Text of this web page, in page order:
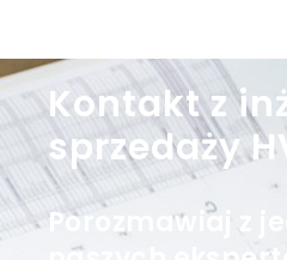
Kontakt z
sprzedaży
Porozmawiaj z